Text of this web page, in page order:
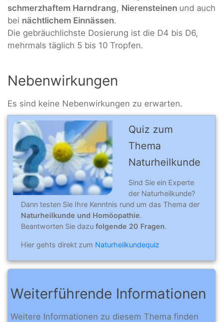
schmerzhaftem Harndrang, Nierensteinen und auch
bei nächtlichem Einnässen.
Die gebräuchlichste Dosierung ist die D4 bis D6,
mehrmals täglich 5 bis 10 Tropfen.
Nebenwirkungen
Es sind keine Nebenwirkungen zu erwarten.
Quiz zum
Thema
Naturheilkunde
Sind Sie ein Experte
der Naturheilkunde?
Dann testen Sie Ihre Kenntnis rund um das Thema der
Naturheilkunde und Homöopathie.
Beantworten Sie dazu folgende 20 Fragen.
Hier gehts direkt zum Naturheilkundequiz
Weiterführende Informationen
Weitere Informationen zu diesem Thema finden